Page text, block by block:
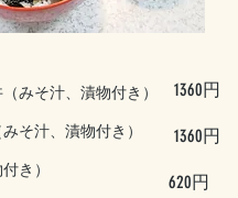
みそ汁、漬物付き）
そ汁、漬物付き）
き）
1360円
1360円
620円